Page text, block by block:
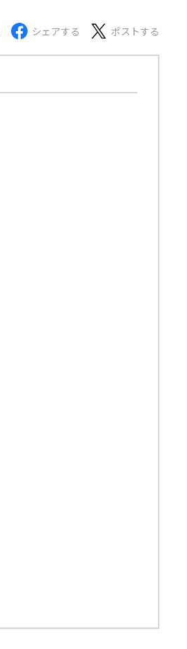
シェアする ポストする